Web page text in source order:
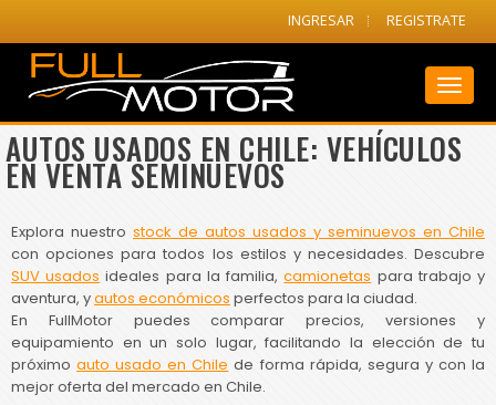
INGRESAR REGISTRATE
AUTOS USADOS EN CHILE: VEHÍCULOS
EN VENTA SEMINUEVOS
Explora nuestro stock de autos usados y seminuevos en Chile
con opciones para todos los estilos y necesidades. Descubre
SUV usados ideales para la familia,camionetas para trabajo y
aventura, yautos económicos perfectos para la ciudad.
En FullMotor puedes comparar precios, versiones y
equipamiento en un solo lugar, facilitando la elección de tu
próximoauto usado en Chile de forma rápida, segura y con la
mejor oferta del mercado en Chile.